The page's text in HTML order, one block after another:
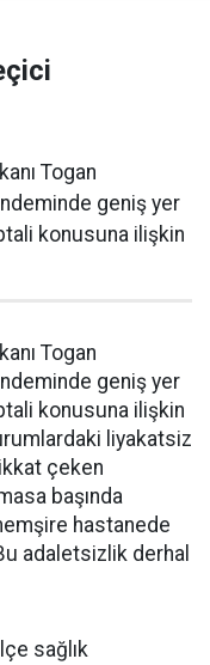
Togan
geniş yer
konusuna ilişkin
Togan
geniş yer
konusuna ilişkin
liyakatsiz
çeken
başında
hastanede
adaletsizlik derhal
sağlık